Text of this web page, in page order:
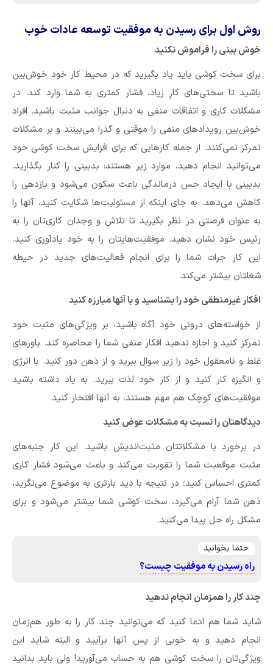
روش اول برای رسیدن به موفقیت توسعه‌ عادات خوب
خوش بینی را فراموش نکنید
برای سخت کوشی باید یاد بگیرید که در محیط کار خود خوش‌بین
باشید تا سختی‌های کارِ زیاد، فشار کمتری به شما وارد کند. در
مشکلات کاری و اتفاقات منفی به دنبال جوانب مثبت باشید. افراد
خوش‌بین رویدادهای منفی را موقتی و گذرا می‌بینند و بر مشکلات
تمرکز نمی‌کنند. از جمله کارهایی که برای افزایش سخت‌ کوشی خود
می‌توانید انجام دهید، موارد زیر هستند: بدبینی را کنار بگذارید.
بدبینی با ایجاد حس درماندگی باعث سکون می‌شود و بازدهی را
کاهش می‌دهد. به جای اینکه از مسئولیت‌ها شکایت کنید، آنها را
به عنوان فرصتی در نظر بگیرید تا تلاش و وجدان کاری‌تان را به
رئیس خود نشان دهید. موفقیت‌هایتان را به خود یادآوری کنید.
این کار جرات شما را برای انجام فعالیت‌های جدید در حیطه
شغلتان بیشتر می‌کند.
افکار غیرمنطقی خود را بشناسید و با آنها مبارزه کنید
از خواسته‌های درونی خود آگاه باشید، بر ویژگی‌های مثبت خود
تمرکز کنید و اجازه ندهید افکار منفی شما را محاصره کند. باورهای
غلط و نامعقول خود را زیر سوال ببرید و از ذهن دور کنید. با انرژی
و انگیزه کار کنید و از کار خود لذت ببرید. به یاد داشته باشید
موفقیت‌های کوچک هم مهم هستند، به آنها افتخار کنید.
دیدگاهتان را نسبت به مشکلات عوض کنید
در برخورد با مشکلاتتان مثبت‌‌اندیش باشید. این کار جنبه‌های
مثبت موقعیت شما را تقویت می‌کند و باعث می‌شود فشار کاری
کمتری احساس کنید؛ در نتیجه با دید بازتری به موضوع می‌نگرید،
ذهن شما آرام می‌گیرد، سخت کوشی شما بیشتر می‌شود و برای
مشکل راه‌ حل پیدا می‌کنید.
حتما بخوانید
راه رسیدن به موفقیت چیست؟
چند کار را همزمان انجام ندهید
شاید شما هم ادعا کنید که می‌توانید چند کار را به طور هم‌زمان
انجام دهید و به خوبی از پس آنها برآیید و البته شاید این
ویژگی‌تان را سخت کوشی هم به حساب می‌آورید! ولی باید بدانید